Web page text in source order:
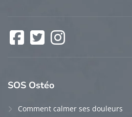
Facebook
SOS Ostéo
Comment calmer ses douleurs